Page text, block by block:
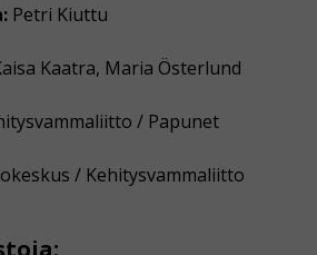
Petri Kiuttu
Kaatra, Maria Österlund
/ Papunet
/ Kehitysvammaliitto